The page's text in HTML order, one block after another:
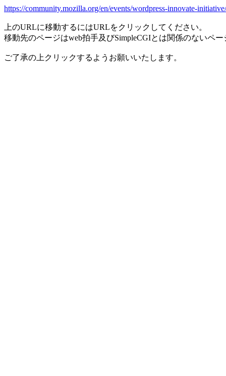
https://community.mozilla.org/en/events/wordpress-innovate-initiative/
上のURLに移動するにはURLをクリックしてください。
移動先のページはweb拍手及びSimpleCGIとは関係のないペ
ご了承の上クリックするようお願いいたします。